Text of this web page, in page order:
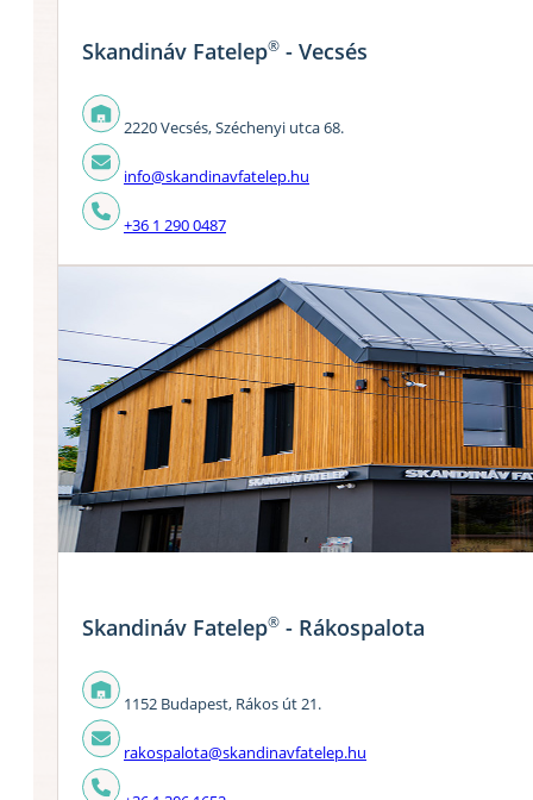
Skandináv Fatelep® - Vecsés
2220 Vecsés, Széchenyi utca 68.
info@skandinavfatelep.hu
+36 1 290 0487
Skandináv Fatelep® - Rákospalota
1152 Budapest, Rákos út 21.
rakospalota@skandinavfatelep.hu